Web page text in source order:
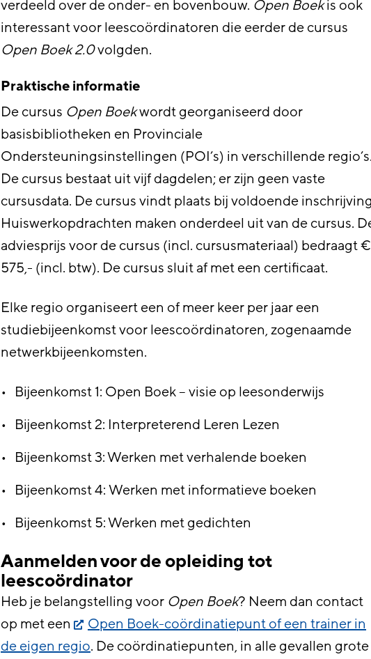
verdeeld over de onder- en bovenbouw. Open Boekis ook
interessant voor leescoördinatoren die eerder de cursus
Open Boek 2.0volgden.
Praktische informatie
De cursus Open Boekwordt georganiseerd door
basisbibliotheken en Provinciale
Ondersteuningsinstellingen (POI’s) in verschillende regio’s.
De cursus bestaat uit vijf dagdelen; er zijn geen vaste
cursusdata. De cursus vindt plaats bij voldoende
Huiswerkopdrachten maken onderdeel uit van de cursus.
adviesprijs voor de cursus (incl. cursusmateriaal) bedraagt €
575,- (incl. btw). De cursus sluit af met een certificaat.
Elke regio organiseert een of meer keer per jaar een
studiebijeenkomst voor leescoördinatoren, zogenaamde
netwerkbijeenkomsten.
Bijeenkomst 1: Open Boek – visie op leesonderwijs
Bijeenkomst 2: Interpreterend Leren Lezen
Bijeenkomst 3: Werken met verhalende boeken
Bijeenkomst 4: Werken met informatieve boeken
Bijeenkomst 5: Werken met gedichten
Aanmelden voor de opleiding tot
leescoördinator
Heb je belangstelling voor Open Boek? Neem dan contact
op met een
Open Boek-coördinatiepunt of een trainer in
de eigen regio. De coördinatiepunten, in alle gevallen grote